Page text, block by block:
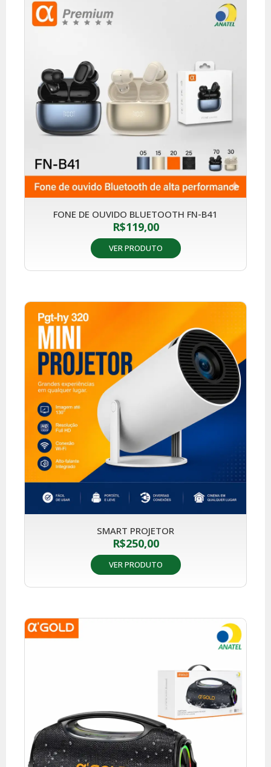
FONE DE OUVIDO BLUETOOTH FN-B41
R$119,00
VER PRODUTO
SMART PROJETOR
R$250,00
VER PRODUTO